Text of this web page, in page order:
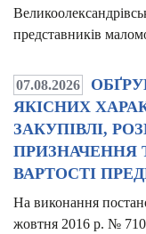
представників
07.08.2026
ЯКІСНИХ
ЗАКУПІВЛІ,
ПРИЗНАЧЕННЯ
ВАРТОСТІ
На виконання
жовтня 2016 р. №